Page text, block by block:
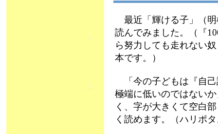
最近「輝ける子」（明
読んでみました。（『
ら努力しても走れない
本です。）
「今の子どもは『自己
極端に低いのではない
く、字が大きくて空白
く読めます。（ハリポ